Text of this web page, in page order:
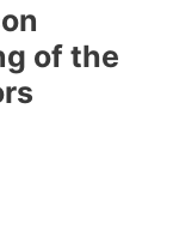
of the